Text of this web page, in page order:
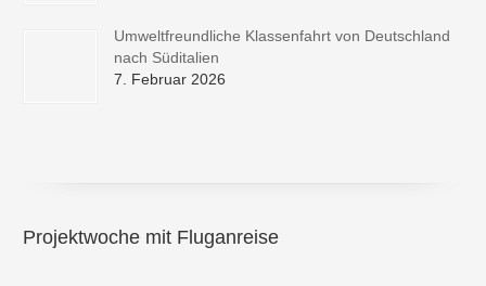
Umweltfreundliche Klassenfahrt von Deutschland
nach Süditalien
7. Februar 2026
Projektwoche mit Fluganreise